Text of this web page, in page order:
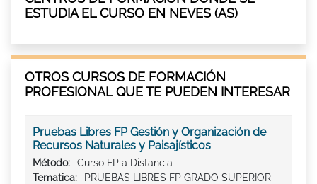
ESTUDIA EL CURSO EN NEVES (AS)
OTROS CURSOS DE FORMACIÓN
PROFESIONAL QUE TE PUEDEN INTERESAR
Pruebas Libres FP Gestión y Organización de
Recursos Naturales y Paisajísticos
Método:
Curso FP a Distancia
Tematica:
PRUEBAS LIBRES FP GRADO SUPERIOR